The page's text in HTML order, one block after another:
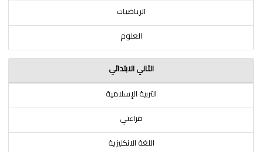
الرياضيات
العلوم
الثاني الابتدائي
التربية الإسلامية
قراءتي
اللغة الانكليزية